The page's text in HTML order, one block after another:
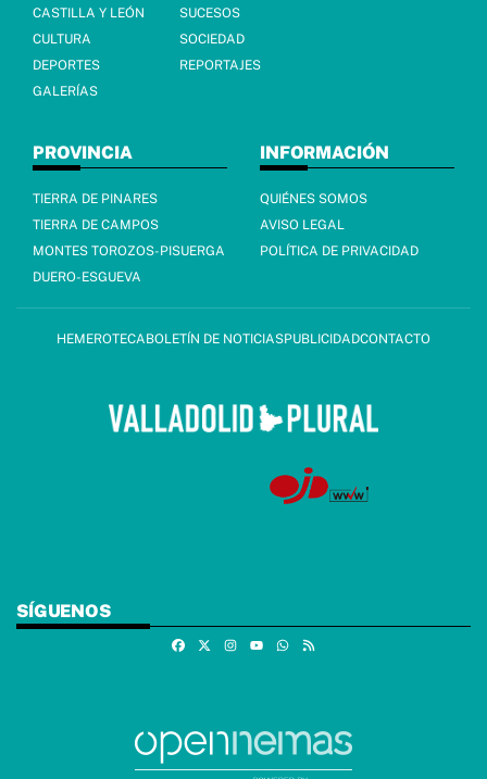
CASTILLA Y LEÓN
SUCESOS
CULTURA
SOCIEDAD
DEPORTES
REPORTAJES
GALERÍAS
PROVINCIA
TIERRA DE PINARES
TIERRA DE CAMPOS
MONTES TOROZOS-PISUERGA
DUERO-ESGUEVA
INFORMACIÓN
QUIÉNES SOMOS
AVISO LEGAL
POLÍTICA DE PRIVACIDAD
HEMEROTECABOLETÍN DE NOTICIASPUBLICIDADCONTACTO
SÍGUENOS
FacebookInstagramWhatsapp